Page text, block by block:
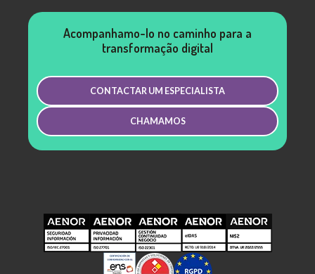
Acompanhamo-lo no caminho para a
transformação digital
CONTACTAR UM ESPECIALISTA
CHAMAMOS